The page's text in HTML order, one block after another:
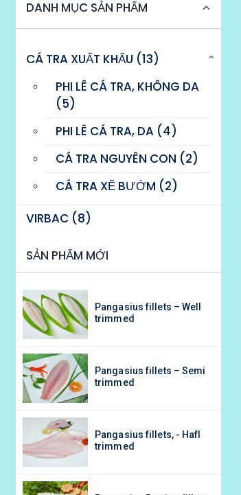
DANH MỤC SẢN PHẨM
CÁ TRA XUẤT KHẨU (13)
PHI LÊ CÁ TRA, KHÔNG DA
(5)
PHI LÊ CÁ TRA, DA (4)
CÁ TRA NGUYÊN CON (2)
CÁ TRA XẼ BƯỚM (2)
VIRBAC (8)
SẢN PHẨM MỚI
Pangasius fillets – Well
trimmed
Pangasius fillets – Semi
trimmed
Pangasius fillets, - Hafl
trimmed